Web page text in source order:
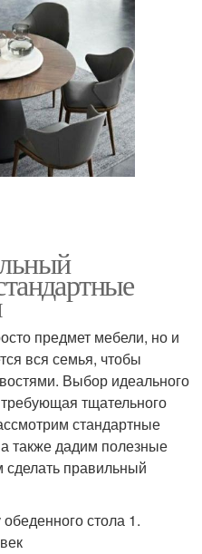
предмет мебели, но и
вся семья, чтобы
Выбор идеального
тщательного
стандартные
также дадим полезные
сделать правильный
стола 1.